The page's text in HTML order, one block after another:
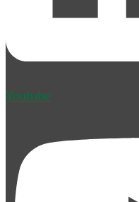
Youtube